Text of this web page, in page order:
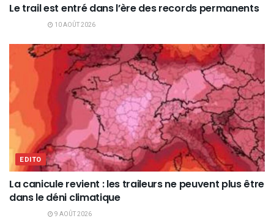
Le trail est entré dans l’ère des records permanents
10 AOÛT 2026
EDITO
La canicule revient : les traileurs ne peuvent plus être
dans le déni climatique
9 AOÛT 2026